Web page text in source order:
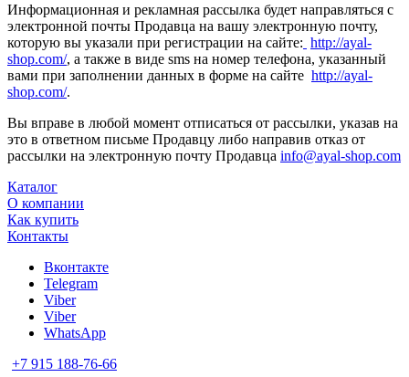
Информационная и рекламная рассылка будет направляться с
электронной почты Продавца на вашу электронную почту,
которую вы указали при регистрации на сайте: http://ayal-
shop.com/, а также в виде sms на номер телефона, указанный
вами при заполнении данных в форме на сайте http://ayal-
shop.com/.
Вы вправе в любой момент отписаться от рассылки, указав на
это в ответном письме Продавцу либо направив отказ от
рассылки на электронную почту Продавца info@ayal-shop.com
Каталог
О компании
Как купить
Контакты
Вконтакте
Telegram
Viber
Viber
WhatsApp
+7 915 188-76-66